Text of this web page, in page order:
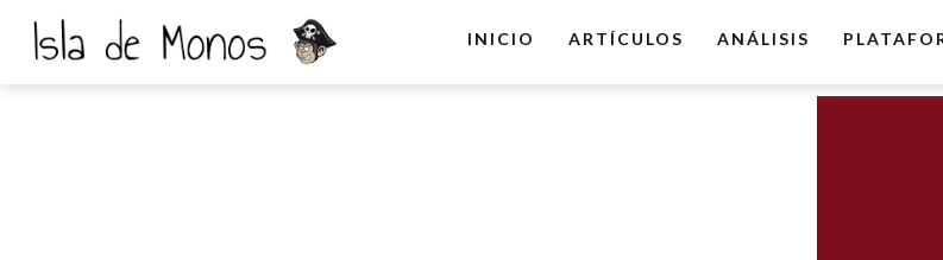
INICIO ARTÍCULOS ANÁLISIS